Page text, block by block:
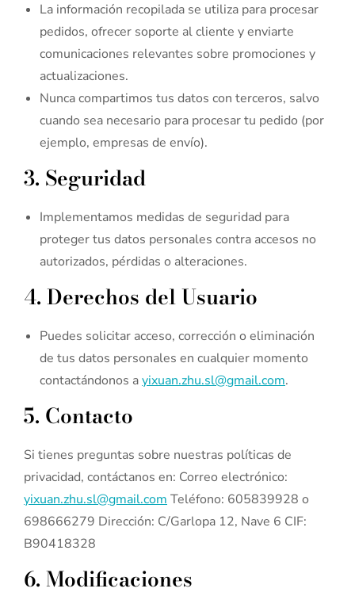
La información recopilada se utiliza para procesar
pedidos, ofrecer soporte al cliente y enviarte
comunicaciones relevantes sobre promociones y
actualizaciones.
Nunca compartimos tus datos con terceros, salvo
cuando sea necesario para procesar tu pedido (por
ejemplo, empresas de envío).
3. Seguridad
Implementamos medidas de seguridad para
proteger tus datos personales contra accesos no
autorizados, pérdidas o alteraciones.
4. Derechos del Usuario
Puedes solicitar acceso, corrección o eliminación
de tus datos personales en cualquier momento
contactándonos ayixuan.zhu.sl@gmail.com.
5. Contacto
Si tienes preguntas sobre nuestras políticas de
privacidad, contáctanos en: Correo electrónico:
yixuan.zhu.sl@gmail.com Teléfono: 605839928 o
698666279 Dirección: C/Garlopa 12, Nave 6 CIF:
B90418328
6. Modificaciones